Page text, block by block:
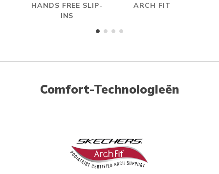
HANDS FREE SLIP-
INS
ARCH FIT
Comfort-Technologieën